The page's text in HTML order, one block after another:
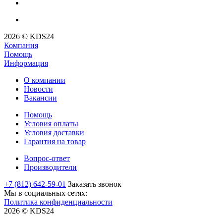
2026 © KDS24
Компания
Помощь
Информация
О компании
Новости
Вакансии
Помощь
Условия оплаты
Условия доставки
Гарантия на товар
Вопрос-ответ
Производители
+7 (812) 642-59-01 Заказать звонок
Мы в социальных сетях:
Политика конфиденциальности
2026 © KDS24